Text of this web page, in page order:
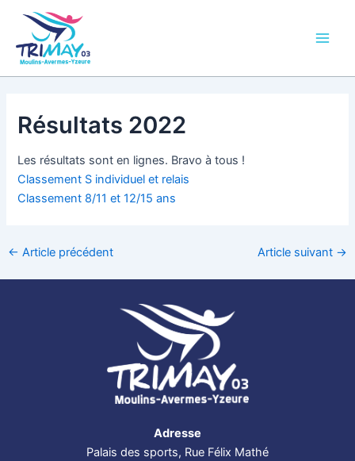
contenu
Résultats 2022
Les résultats sont en lignes. Bravo à tous !
Classement S individuel et relais
Classement 8/11 et 12/15 ans
← Article précédent Article suivant →
Adresse
Palais des sports, Rue Félix Mathé